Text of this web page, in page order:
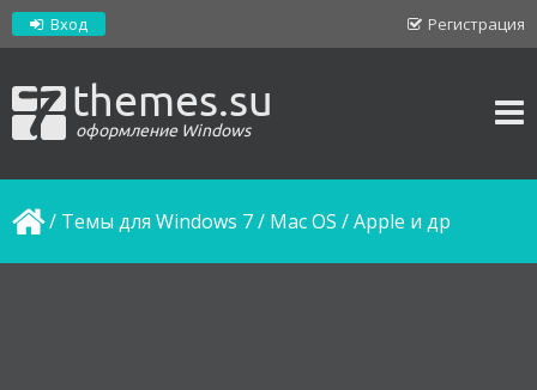
Регистрация
Вход
themes.su
оформление Windows
/ Темы для Windows 7/ Mac OS / Apple и др